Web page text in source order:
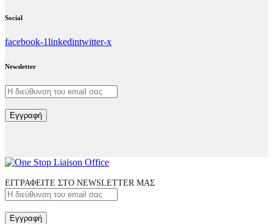
Social
facebook-1linkedintwitter-x
Newsletter
Εγγραφή
ΕΓΓΡΑΦΕΙΤΕ ΣΤΟ NEWSLETTER ΜΑΣ
Εγγραφή